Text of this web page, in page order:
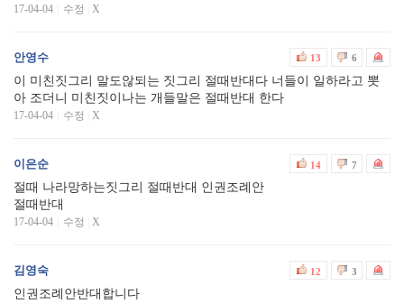
17-04-04 수정 X
안영수 13 6
이 미친짓그리 말도않되는 짓그리 절때반대다 너들이 일하라고 뽓
아 조더니 미친짓이나는 개들말은 절때반대 한다
17-04-04 수정 X
이은순 14 7
절때 나라망하는짓그리 절때반대 인권조례안
절때반대
17-04-04 수정 X
김영숙 12 3
인권조례안반대합니다